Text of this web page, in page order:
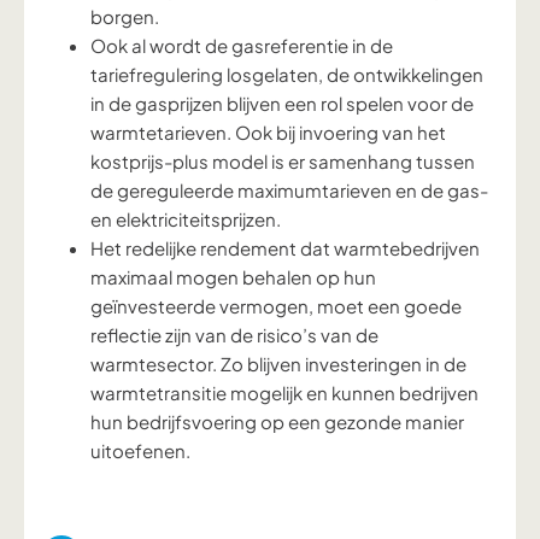
borgen.
Ook al wordt de gasreferentie in de
tariefregulering losgelaten, de ontwikkelingen
in de gasprijzen blijven een rol spelen voor de
warmtetarieven. Ook bij invoering van het
kostprijs-plus model is er samenhang tussen
de gereguleerde maximumtarieven en de gas-
en elektriciteitsprijzen.
Het redelijke rendement dat warmtebedrijven
maximaal mogen behalen op hun
geïnvesteerde vermogen, moet een goede
reflectie zijn van de risico’s van de
warmtesector. Zo blijven investeringen in de
warmtetransitie mogelijk en kunnen bedrijven
hun bedrijfsvoering op een gezonde manier
uitoefenen.